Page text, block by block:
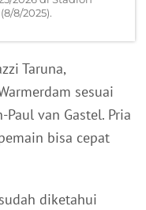
8/2025).
Taruna,
sesuai
van Gastel. Pria
bisa cepat
diketahui